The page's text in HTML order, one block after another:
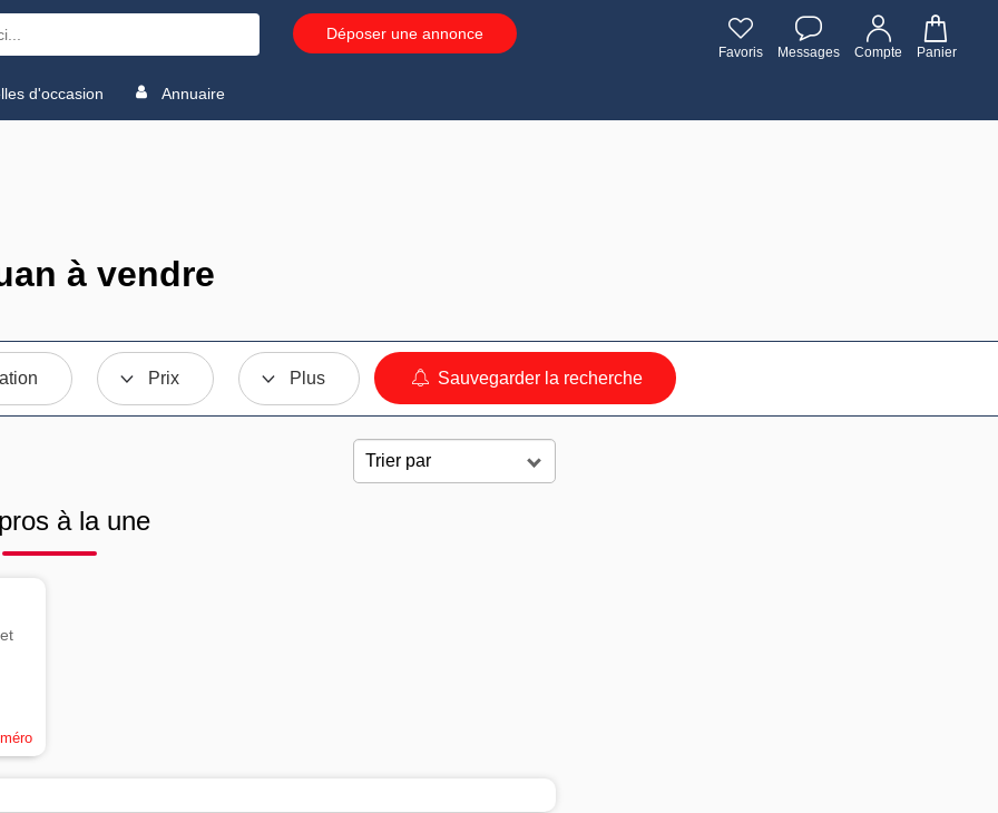
Déposer une annonce
Favoris Messages Compte Panier
d'occasion Annuaire
à vendre
Prix Plus Sauvegarder la recherche
à la une